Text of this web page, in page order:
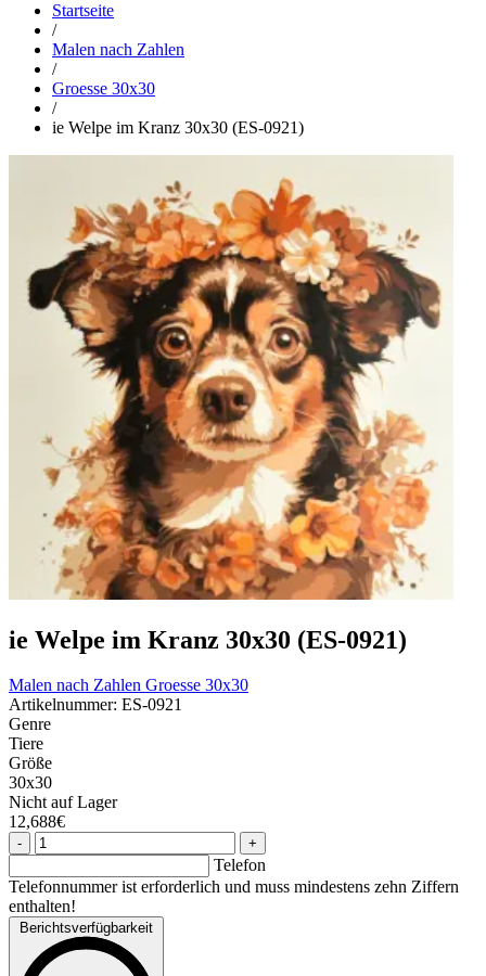
Startseite
/
Malen nach Zahlen
/
Groesse 30x30
/
ie Welpe im Kranz 30x30 (ES-0921)
ie Welpe im Kranz 30x30 (ES-0921)
Malen nach Zahlen Groesse 30x30
Artikelnummer: ES-0921
Genre
Tiere
Größe
30x30
Nicht auf Lager
12,688€
- +
Telefon
Telefonnummer ist erforderlich und muss mindestens zehn Ziffern
enthalten!
Berichtsverfügbarkeit